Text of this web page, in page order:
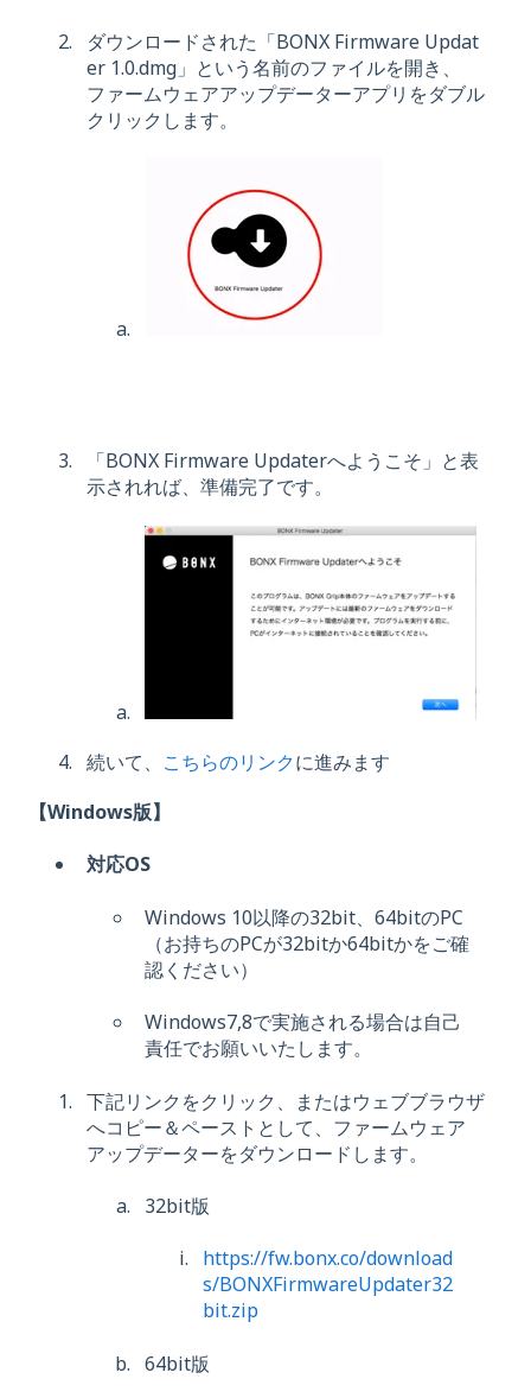
ダウンロードされた「BONX Firmware Updat
er 1.0.dmg」という名前のファイルを開き、
ファームウェアアップデーターアプリをダブル
クリックします。
「BONX Firmware Updaterへようこそ」と表
示されれば、準備完了です。
続いて、 こちらのリンクに進みます
【Windows版】
対応OS
Windows 10以降の32bit、64bitのPC
（お持ちのPCが32bitか64bitかをご確
認ください）
Windows7,8で実施される場合は自己
責任でお願いいたします。
下記リンクをクリック、またはウェブブラウザ
へコピー＆ペーストとして、ファームウェア
アップデーターをダウンロードします。
32bit版
https://fw.bonx.co/download
s/BONXFirmwareUpdater32
bit.zip
64bit版